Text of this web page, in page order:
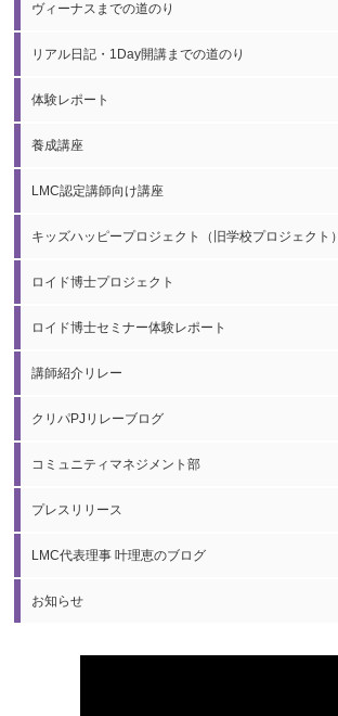
ヴィーナスまでの道のり
リアル日記・1Day開講までの道のり
体験レポート
養成講座
LMC認定講師向け講座
キッズハッピープロジェクト（旧学校プロジェクト）
ロイド博士プロジェクト
ロイド博士セミナー体験レポート
講師紹介リレー
クリパPJリレーブログ
コミュニティマネジメント部
プレスリリース
LMC代表理事 叶理恵のブログ
お知らせ